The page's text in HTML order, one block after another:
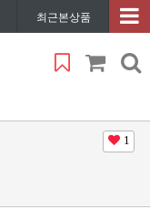
최근본상품
1